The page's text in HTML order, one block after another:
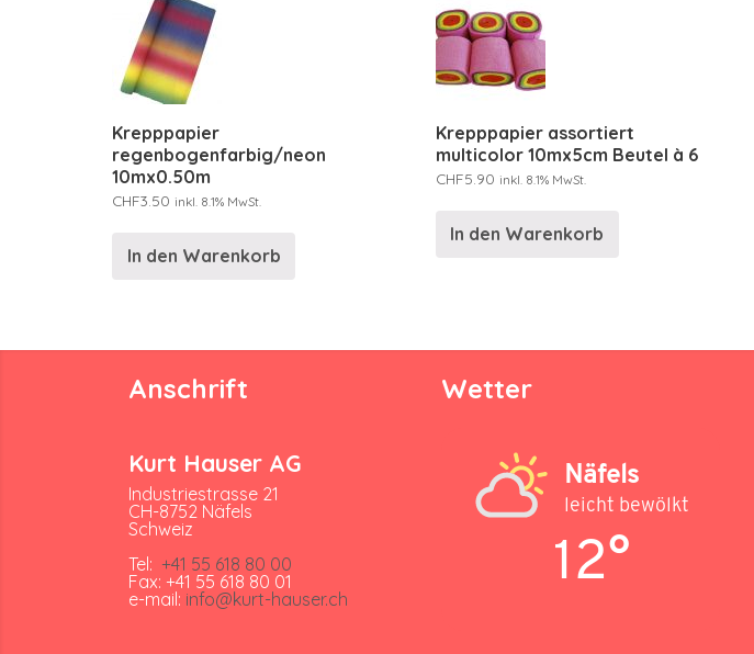
Krepppapier
regenbogenfarbig/neon
10mx0.50m
CHF3.50 inkl. 8.1% MwSt.
In den Warenkorb
Krepppapier assortiert
multicolor 10mx5cm Beutel à 6
CHF5.90 inkl. 8.1% MwSt.
In den Warenkorb
Anschrift
Kurt Hauser AG
Industriestrasse 21
CH-8752 Näfels
Schweiz
Tel: +41 55 618 80 00
Fax: +41 55 618 80 01
e-mail: info@kurt-hauser.ch
Wetter
Näfels
leicht bewölkt
12°